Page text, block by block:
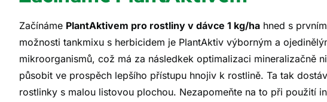
Začínáme PlantAktivem pro rostliny v dávce 1 kg/ha hned s
možnosti tankmixu s herbicidem je PlantAktiv výborným a
mikroorganismů, což má za následkek optimalizaci mineralizačně
působit ve prospěch lepšího přístupu hnojiv k rostlině. Ta tak
rostlinky s malou listovou plochou. Nezapomeňte na to při použití